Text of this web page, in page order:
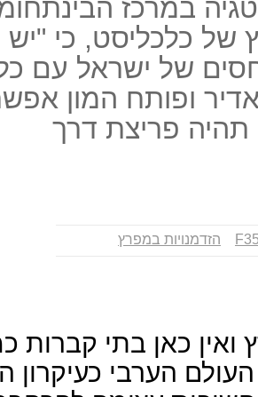
במרכז
של כלכליסט, כי "יש
של ישראל עם
ופותח המון
תהיה פריצת דרך
הזדמנויות במפרץ
כאן בתי קברות
הערבי כעיקרון